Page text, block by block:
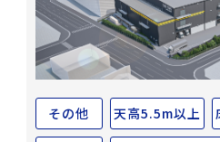
その他 天高5.5m以上